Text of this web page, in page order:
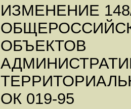
ИЗМЕНЕНИЕ
ОБЪЕКТОВ
ОК 019-95